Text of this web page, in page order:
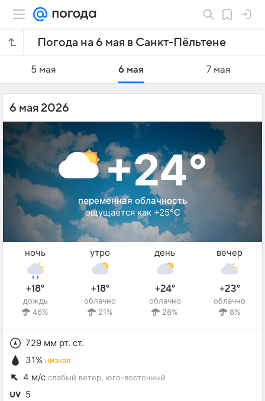
Погода на 6 мая в Санкт-Пёльтене
5 мая 6 мая 7 мая
6 мая 2026
+24°
переменная облачность
ощущается как +25°C
ночь
+18°
дождь
46%
утро
+18°
облачно
21%
день
+24°
облачно
28%
вечер
+23°
облачно
8%
729 мм рт. ст.
31% низкая
4 м/с слабый ветер , юго-восточный
5